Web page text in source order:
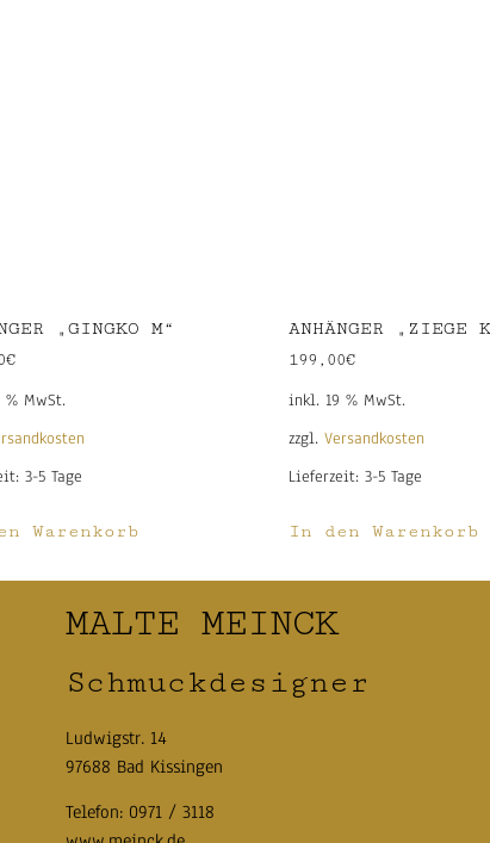
„GINGKO M“
€
MwSt.
3-5 Tage
Warenkorb
ANHÄNGER „ZIEGE
199,00€
inkl. 19 % MwSt.
zzgl. Versandkosten
Lieferzeit: 3-5 Tage
In den Warenkorb
MALTE MEINCK
Schmuckdesigner
Ludwigstr. 14
97688 Bad Kissingen
Telefon: 0971 / 3118